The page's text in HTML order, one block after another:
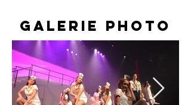
Galerie photo